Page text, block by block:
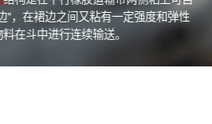
"，在裙边之间又粘有一定强度和弹性
在斗中进行连续输送。